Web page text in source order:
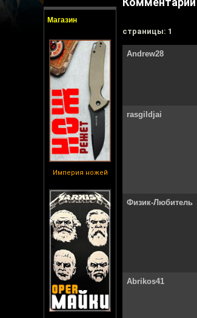
Магазин
Империя ножей
cтраницы: 1
Andrew28
rasgildjai
Физик-Любитель
Abrikos41